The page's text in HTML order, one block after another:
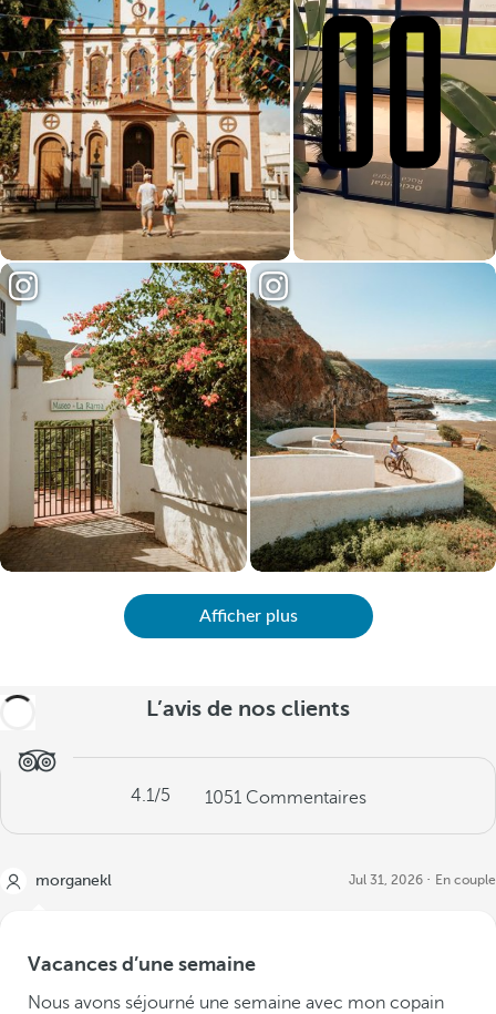
Afficher plus
L’avis de nos clients
4.1/5 1051 Commentaires
morganekl Jul 31, 2026 En couple
Vacances d’une semaine
Nous avons séjourné une semaine avec mon copain